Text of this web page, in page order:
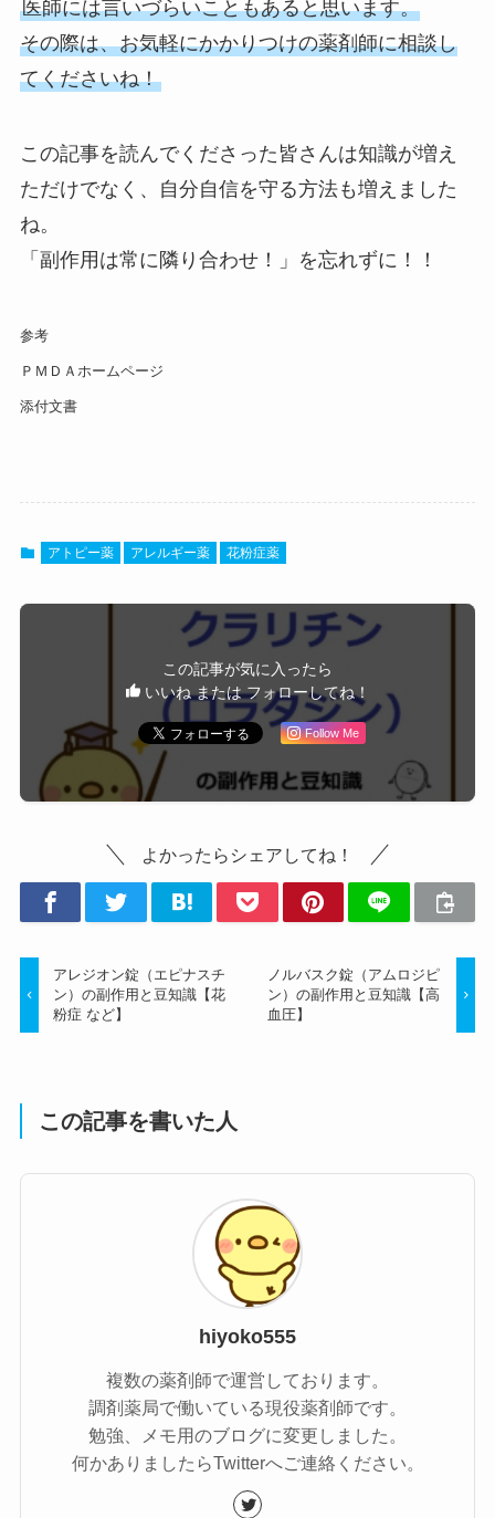
医師には言いづらいこともあると思います。
その際は、お気軽にかかりつけの薬剤師に相談し
てくださいね！
この記事を読んでくださった皆さんは知識が増え
ただけでなく、自分自信を守る方法も増えました
ね。
「副作用は常に隣り合わせ！」を忘れずに！！
参考
ＰＭＤＡホームページ
添付文書
アトピー薬 アレルギー薬 花粉症薬
この記事が気に入ったら
いいね または フォローしてね！
Follow Me
よかったらシェアしてね！
アレジオン錠（エピナスチ
ン）の副作用と豆知識【花
粉症 など】
ノルバスク錠（アムロジピ
ン）の副作用と豆知識【高
血圧】
この記事を書いた人
hiyoko555
複数の薬剤師で運営しております。
調剤薬局で働いている現役薬剤師です。
勉強、メモ用のブログに変更しました。
何かありましたらTwitterへご連絡ください。